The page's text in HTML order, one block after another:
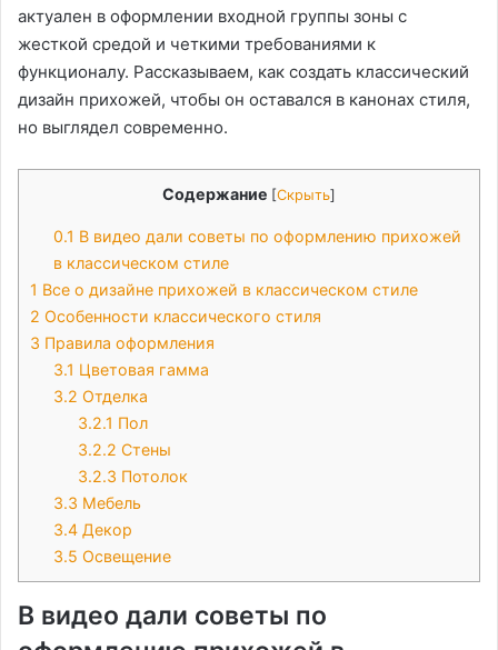
актуален в оформлении входной группы зоны с
жесткой средой и четкими требованиями к
функционалу. Рассказываем, как создать классический
дизайн прихожей, чтобы он оставался в канонах стиля,
но выглядел современно.
Содержание [Скрыть]
0.1 В видео дали советы по оформлению прихожей
в классическом стиле
1 Все о дизайне прихожей в классическом стиле
2 Особенности классического стиля
3 Правила оформления
3.1 Цветовая гамма
3.2 Отделка
3.2.1 Пол
3.2.2 Стены
3.2.3 Потолок
3.3 Мебель
3.4 Декор
3.5 Освещение
В видео дали советы по